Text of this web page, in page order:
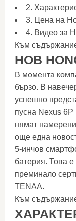
2.
3. Цена на
4. Видео за
Към
НОВ
В момента
бързо. В
успешно
пусна Nexus
нямат
още една
5-инчов
батерия. Това е
преминало
TENAA.
Към